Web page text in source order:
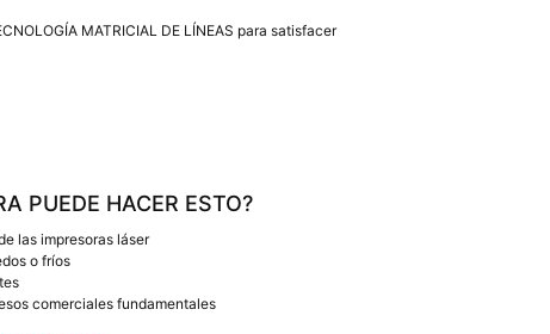
MATRICIAL DE LÍNEAS para satisfacer
PUEDE HACER ESTO?
las impresoras láser
o fríos
comerciales fundamentales